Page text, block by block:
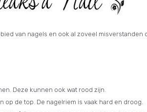
van nagels en ook al zoveel
Deze kunnen ook wat rood zijn.
op de top. De nagelriem is vaak hard en droog.